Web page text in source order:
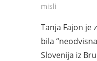
misli
Tanja Fajon je
bila
Slovenija iz